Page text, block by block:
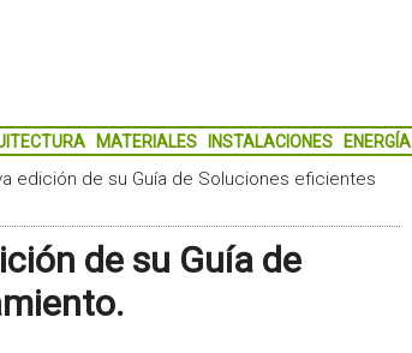
MATERIALES INSTALACIONES ENERGÍA
edición de su Guía de Soluciones eficientes
de su Guía de